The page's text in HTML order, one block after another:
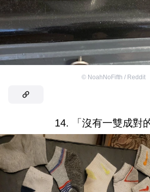
© NoahNoFifth / Reddit
14. 「沒有一雙成對